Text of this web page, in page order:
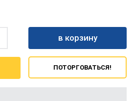
в корзину
ПОТОРГОВАТЬСЯ!